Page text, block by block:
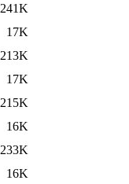
241K
17K
213K
17K
215K
16K
233K
16K